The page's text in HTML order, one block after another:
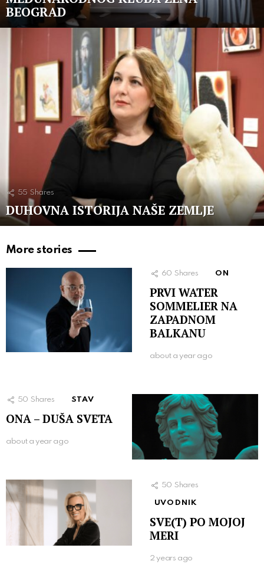
BEOGRAD
55 Shares
DUHOVNA ISTORIJA NAŠE ZEMLJE
More stories
60 Shares ON
PRVI WATER
SOMMELIER NA
ZAPADNOM
BALKANU
about a year ago
50 Shares STAV
ONA – DUŠA SVETA
about a year ago
50 Shares
UVODNIK
SVE(T) PO MOJOJ
MERI
2 years ago